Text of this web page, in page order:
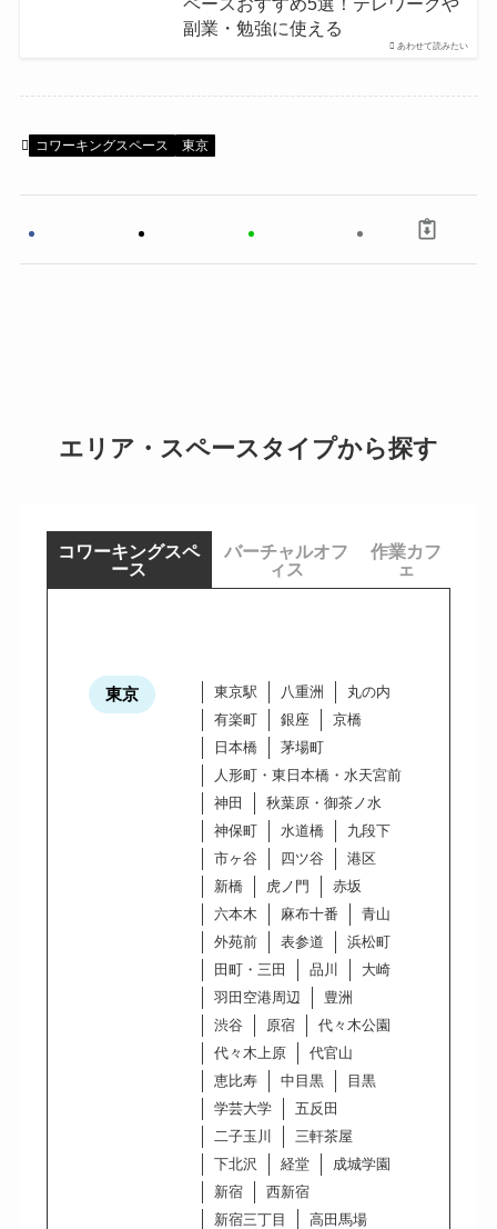
あわせて読みたい
副業・勉強に使える
コワーキングスペース 東京
エリア・スペースタイプから探す
コワーキングスペ
ース
バーチャルオフ
ィス
作業カフ
ェ
東京 東京駅 八重洲
丸の内
有楽町
銀座
京橋
日本橋
茅場町
人形町・東日本橋・水天宮前
神田
秋葉原・御茶ノ水
神保町
水道橋
九段下
市ヶ谷
四ツ谷
港区
新橋
虎ノ門
赤坂
六本木
麻布十番
青山
外苑前
表参道
浜松町
田町・三田
品川
大崎
羽田空港周辺
豊洲
渋谷
原宿
代々木公園
代々木上原
代官山
恵比寿
中目黒
目黒
学芸大学
五反田
二子玉川
三軒茶屋
下北沢
経堂
成城学園
新宿
西新宿
新宿三丁目
高田馬場